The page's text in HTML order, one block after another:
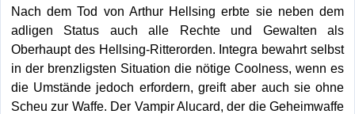
Nach dem Tod von Arthur Hellsing erbte sie neben dem
adligen Status auch alle Rechte und Gewalten als
Oberhaupt des Hellsing-Ritterorden. Integra bewahrt selbst
in der brenzligsten Situation die nötige Coolness, wenn es
die Umstände jedoch erfordern, greift aber auch sie ohne
Scheu zur Waffe. Der Vampir Alucard, der die Geheimwaffe